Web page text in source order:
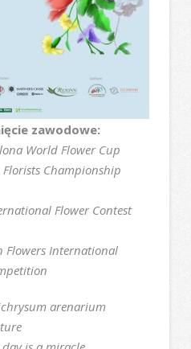
zawodowe:
World Flower Cup
Championship
Flower Contest
Flowers International
arenarium